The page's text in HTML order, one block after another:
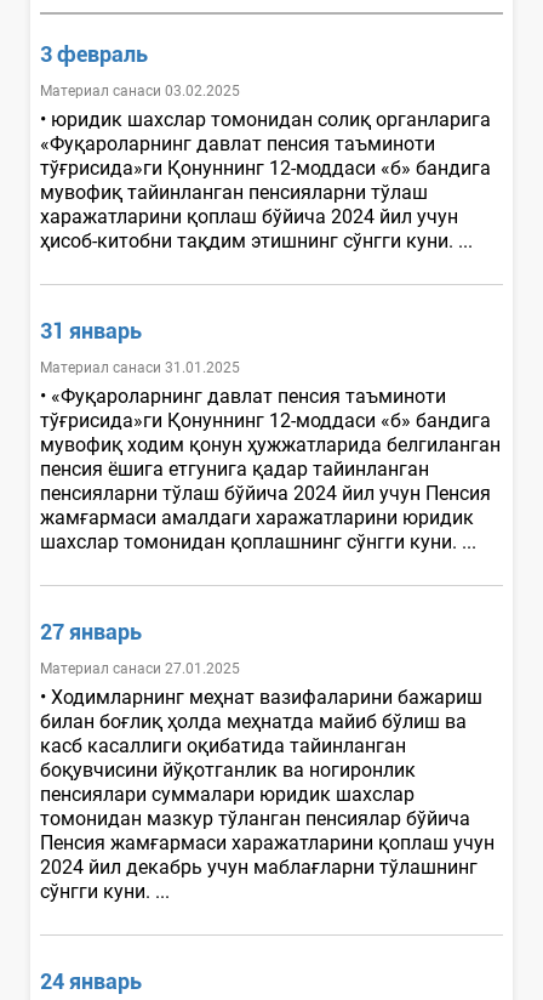
3 февраль
Материал санаси 03.02.2025
• юридик шахслар томонидан солиқ органларига
«Фуқароларнинг давлат пенсия таъминоти
тўғрисида»ги Қонуннинг 12-моддаси «б» бандига
мувофиқ тайинланган пенсияларни тўлаш
харажатларини қоплаш бўйича 2024 йил учун
ҳисоб-китобни тақдим этишнинг сўнгги куни. ...
31 январь
Материал санаси 31.01.2025
• «Фуқароларнинг давлат пенсия таъминоти
тўғрисида»ги Қонуннинг 12-моддаси «б» бандига
мувофиқ ходим қонун ҳужжатларида белгиланган
пенсия ёшига етгунига қадар тайинланган
пенсияларни тўлаш бўйича 2024 йил учун Пенсия
жамғармаси амалдаги харажатларини юридик
шахслар томонидан қоплашнинг сўнгги куни. ...
27 январь
Материал санаси 27.01.2025
• Ходимларнинг меҳнат вазифаларини бажариш
билан боғлиқ ҳолда меҳнатда майиб бўлиш ва
касб касаллиги оқибатида тайинланган
боқувчисини йўқотганлик ва ногиронлик
пенсиялари суммалари юридик шахслар
томонидан мазкур тўланган пенсиялар бўйича
Пенсия жамғармаси харажатларини қоплаш учун
2024 йил декабрь учун маблағларни тўлашнинг
сўнгги куни. ...
24 январь